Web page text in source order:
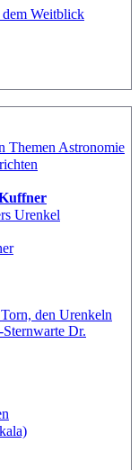
dem Weitblick
Themen Astronomie
Urenkel
den Urenkeln
Dr.